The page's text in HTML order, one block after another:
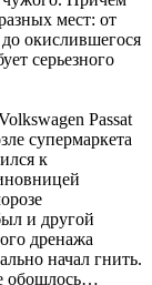
мест: от
окислившегося
серьезного
Passat
супермаркета
к
и другой
дренажа
начал гнить.
обошлось…